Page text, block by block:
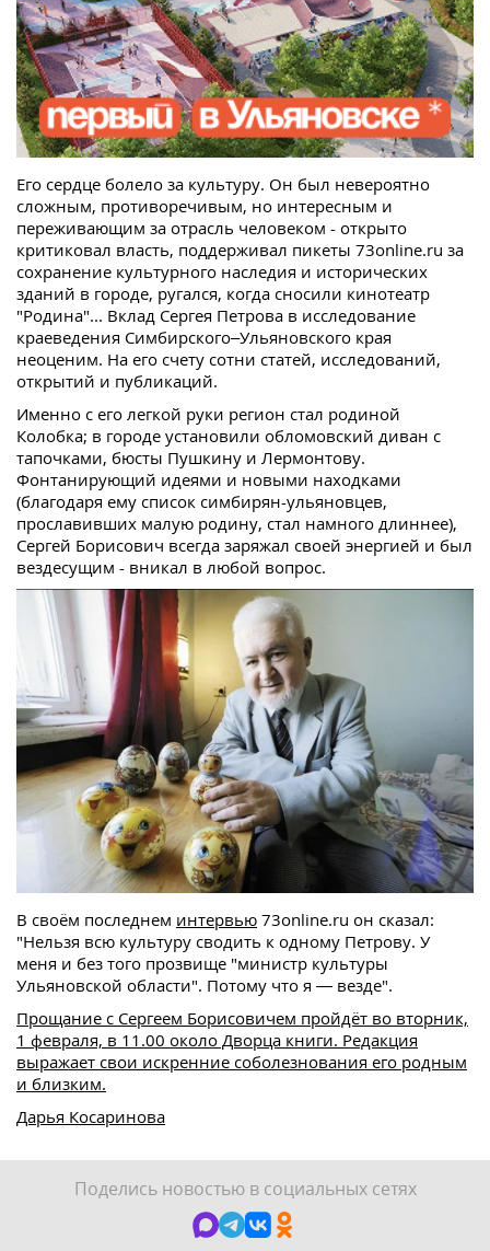
Его сердце болело за культуру. Он был невероятно
сложным, противоречивым, но интересным и
переживающим за отрасль человеком - открыто
критиковал власть, поддерживал пикеты 73online.ru за
сохранение культурного наследия и исторических
зданий в городе, ругался, когда сносили кинотеатр
"Родина"... Вклад Сергея Петрова в исследование
краеведения Симбирского–Ульяновского края
неоценим. На его счету сотни статей, исследований,
открытий и публикаций.
Именно с его легкой руки регион стал родиной
Колобка; в городе установили обломовский диван с
тапочками, бюсты Пушкину и Лермонтову.
Фонтанирующий идеями и новыми находками
(благодаря ему список симбирян-ульяновцев,
прославивших малую родину, стал намного длиннее),
Сергей Борисович всегда заряжал своей энергией и был
вездесущим - вникал в любой вопрос.
В своём последнем интервью 73online.ru он сказал:
"Нельзя всю культуру сводить к одному Петрову. У
меня и без того прозвище "министр культуры
Ульяновской области". Потому что я — везде".
Прощание с Сергеем Борисовичем пройдёт во вторник,
1 февраля, в 11.00 около Дворца книги. Редакция
выражает свои искренние соболезнования его родным
и близким.
Дарья Косаринова
Поделись новостью в социальных сетях